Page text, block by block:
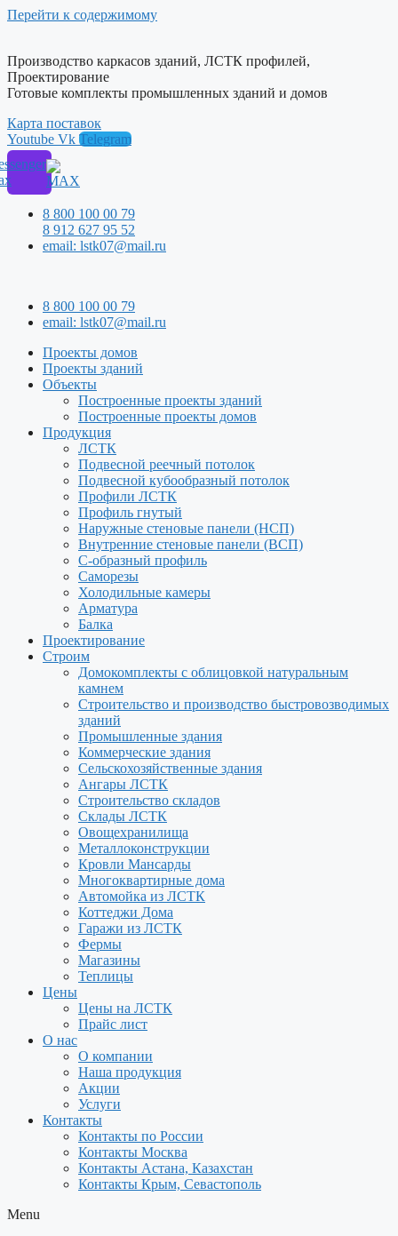
Перейти к содержимому
Производство каркасов зданий, ЛСТК профилей,
Проектирование
Готовые комплекты промышленных зданий и домов
Карта поставок
Youtube Vk Telegram
8 800 100 00 79
8 912 627 95 52
email: lstk07@mail.ru
8 800 100 00 79
email: lstk07@mail.ru
Проекты домов
Проекты зданий
Объекты
Построенные проекты зданий
Построенные проекты домов
Продукция
ЛСТК
Подвесной реечный потолок
Подвесной кубообразный потолок
Профили ЛСТК
Профиль гнутый
Наружные стеновые панели (НСП)
Внутренние стеновые панели (ВСП)
С-образный профиль
Саморезы
Холодильные камеры
Арматура
Балка
Проектирование
Строим
Домокомплекты с облицовкой натуральным
камнем
Строительство и производство быстровозводимых
зданий
Промышленные здания
Коммерческие здания
Сельскохозяйственные здания
Ангары ЛСТК
Строительство складов
Склады ЛСТК
Овощехранилища
Металлоконструкции
Кровли Мансарды
Многоквартирные дома
Автомойка из ЛСТК
Коттеджи Дома
Гаражи из ЛСТК
Фермы
Магазины
Теплицы
Цены
Цены на ЛСТК
Прайс лист
О нас
О компании
Наша продукция
Акции
Услуги
Контакты
Контакты по России
Контакты Москва
Контакты Астана, Казахстан
Контакты Крым, Севастополь
Menu